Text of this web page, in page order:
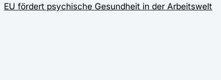
EU fördert psychische Gesundheit in der Arbeitswelt